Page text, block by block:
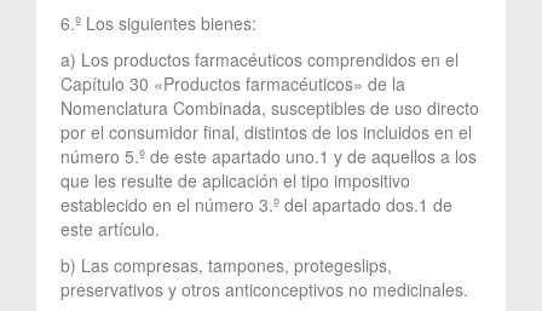
6.º Los siguientes bienes:
a) Los productos farmacéuticos comprendidos en el
Capítulo 30 «Productos farmacéuticos» de la
Nomenclatura Combinada, susceptibles de uso directo
por el consumidor final, distintos de los incluidos en el
número 5.º de este apartado uno.1 y de aquellos a los
que les resulte de aplicación el tipo impositivo
establecido en el número 3.º del apartado dos.1 de
este artículo.
b) Las compresas, tampones, protegeslips,
preservativos y otros anticonceptivos no medicinales.